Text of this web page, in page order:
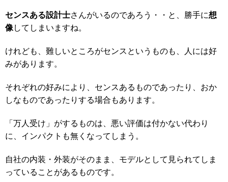
センスある設計士さんがいるのであろう・・と、勝手に想
像してしまいますね。
けれども、難しいところがセンスというものも、人には好
みがあります。
それぞれの好みにより、センスあるものであったり、おか
しなものであったりする場合もあります。
「万人受け」がするものは、悪い評価は付かない代わり
に、インパクトも無くなってしまう。
自社の内装・外装がそのまま、モデルとして見られてしま
っていることがあるものです。